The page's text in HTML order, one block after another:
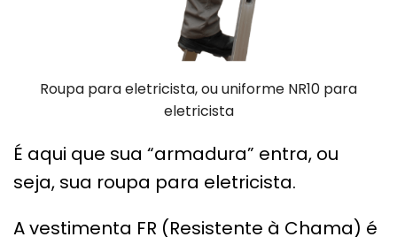
Roupa para eletricista, ou uniforme NR10 para
eletricista
É aqui que sua “armadura” entra, ou
seja, sua roupa para eletricista.
A vestimenta FR (Resistente à Chama) é